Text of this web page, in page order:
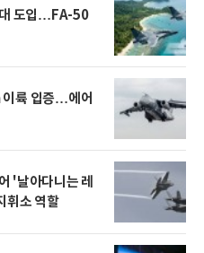
도입…FA-50
륙 입증…에어
'날아다니는 레
휘소 역할